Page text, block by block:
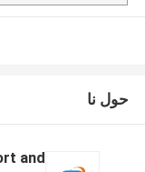
حول نا
and